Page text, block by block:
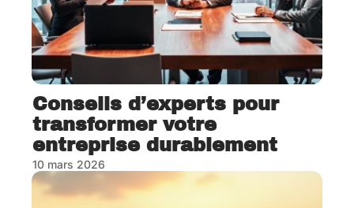
Conseils d’experts pour
transformer votre
entreprise durablement
10 mars 2026